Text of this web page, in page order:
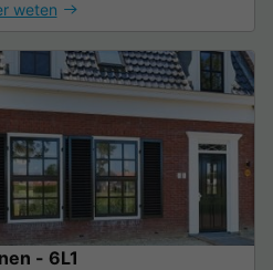
weten
- 6L1